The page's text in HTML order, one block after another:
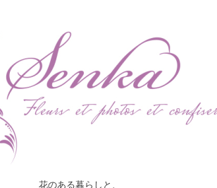
花のある暮らしと、